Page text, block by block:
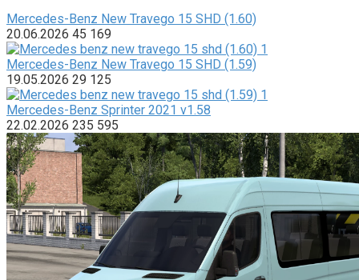
Mercedes-Benz New Travego 15 SHD (1.60)
20.06.2026 45 169
Mercedes-Benz New Travego 15 SHD (1.59)
19.05.2026 29 125
Mercedes-Benz Sprinter 2021 v1.58
22.02.2026 235 595